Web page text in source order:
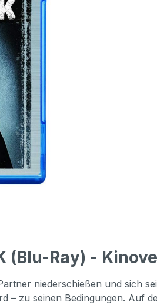
(Blu-Ray) -
niederschießen und
– zu seinen Bedingungen. Auf